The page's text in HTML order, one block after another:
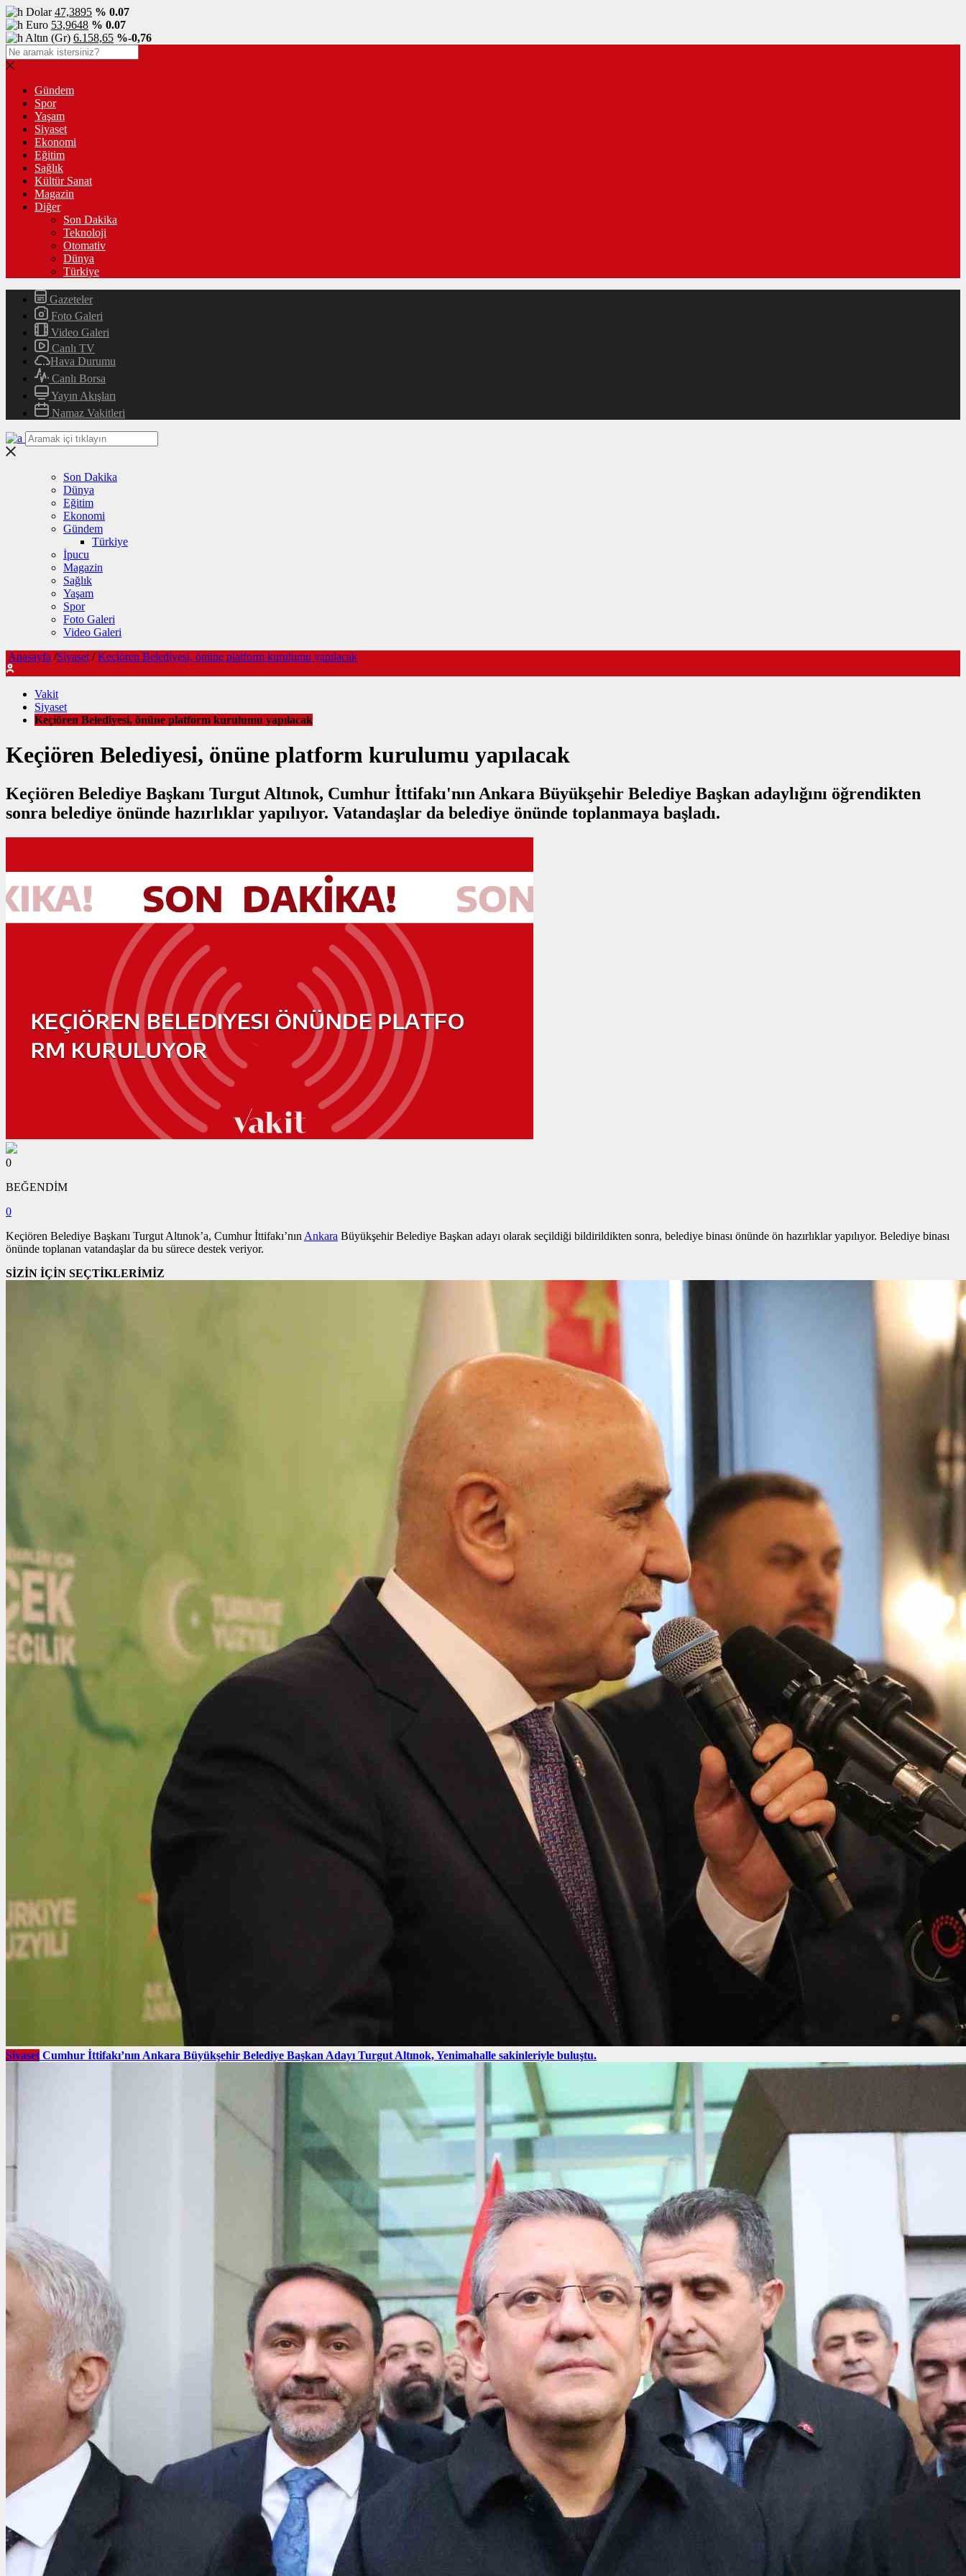
Dolar47,3895 % 0.07
Euro 53,9648 % 0.07
Altın (Gr) 6.158,65 %-0,76
Gündem
Spor
Yaşam
Siyaset
Ekonomi
Eğitim
Sağlık
Kültür Sanat
Magazin
Diğer
Son Dakika
Teknoloji
Otomativ
Dünya
Türkiye
Gazeteler
Foto Galeri
Video Galeri
Canlı TV
Hava Durumu
Canlı Borsa
Yayın Akışları
Namaz Vakitleri
Son Dakika
Dünya
Eğitim
Ekonomi
Gündem
Türkiye
İpucu
Magazin
Sağlık
Yaşam
Spor
Foto Galeri
Video Galeri
Anasayfa /Siyaset / Keçiören Belediyesi, önüne platform kurulumu yapılacak
Vakit
Siyaset
Keçiören Belediyesi, önüne platform kurulumu yapılacak
Keçiören Belediyesi, önüne platform kurulumu yapılacak
Keçiören Belediye Başkanı Turgut Altınok, Cumhur İttifakı'nın Ankara Büyükşehir Belediye Başkan adaylığını öğrendikten
sonra belediye önünde hazırlıklar yapılıyor. Vatandaşlar da belediye önünde toplanmaya başladı.
0
BEĞENDİM
0
Keçiören Belediye Başkanı Turgut Altınok’a, Cumhur İttifakı’nın Ankara Büyükşehir Belediye Başkan adayı olarak seçildiği bildirildikten sonra, belediye binası önünde ön hazırlıklar yapılıyor. Belediye binası
önünde toplanan vatandaşlar da bu sürece destek veriyor.
SİZİN İÇİN SEÇTİKLERİMİZ
Siyaset Cumhur İttifakı’nın Ankara Büyükşehir Belediye Başkan Adayı Turgut Altınok, Yenimahalle sakinleriyle buluştu.